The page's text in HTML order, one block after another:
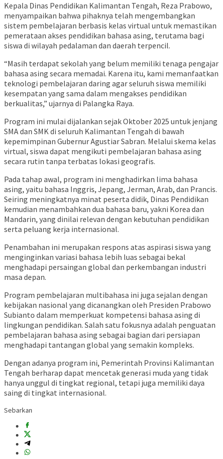
Kepala Dinas Pendidikan Kalimantan Tengah, Reza Prabowo,
menyampaikan bahwa pihaknya telah mengembangkan
sistem pembelajaran berbasis kelas virtual untuk memastikan
pemerataan akses pendidikan bahasa asing, terutama bagi
siswa di wilayah pedalaman dan daerah terpencil.
“Masih terdapat sekolah yang belum memiliki tenaga pengajar
bahasa asing secara memadai. Karena itu, kami memanfaatkan
teknologi pembelajaran daring agar seluruh siswa memiliki
kesempatan yang sama dalam mengakses pendidikan
berkualitas,” ujarnya di Palangka Raya.
Program ini mulai dijalankan sejak Oktober 2025 untuk jenjang
SMA dan SMK di seluruh Kalimantan Tengah di bawah
kepemimpinan GubernurAgustiar Sabran. Melalui skema kelas
virtual, siswa dapat mengikuti pembelajaran bahasa asing
secara rutin tanpa terbatas lokasi geografis.
Pada tahap awal, program ini menghadirkan lima bahasa
asing, yaitu bahasa Inggris, Jepang, Jerman, Arab, dan Prancis.
Seiring meningkatnya minat peserta didik, Dinas Pendidikan
kemudian menambahkan dua bahasa baru, yakni Korea dan
Mandarin, yang dinilai relevan dengan kebutuhan pendidikan
serta peluang kerja internasional.
Penambahan ini merupakan respons atas aspirasi siswa yang
menginginkan variasi bahasa lebih luas sebagai bekal
menghadapi persaingan global dan perkembangan industri
masa depan.
Program pembelajaran multibahasa ini juga sejalan dengan
kebijakan nasional yang dicanangkan oleh Presiden Prabowo
Subianto dalam memperkuat kompetensi bahasa asing di
lingkungan pendidikan. Salah satu fokusnya adalah penguatan
pembelajaran bahasa asing sebagai bagian dari persiapan
menghadapi tantangan global yang semakin kompleks.
Dengan adanya program ini, Pemerintah Provinsi Kalimantan
Tengah berharap dapat mencetak generasi muda yang tidak
hanya unggul di tingkat regional, tetapi juga memiliki daya
saing di tingkat internasional.
Sebarkan